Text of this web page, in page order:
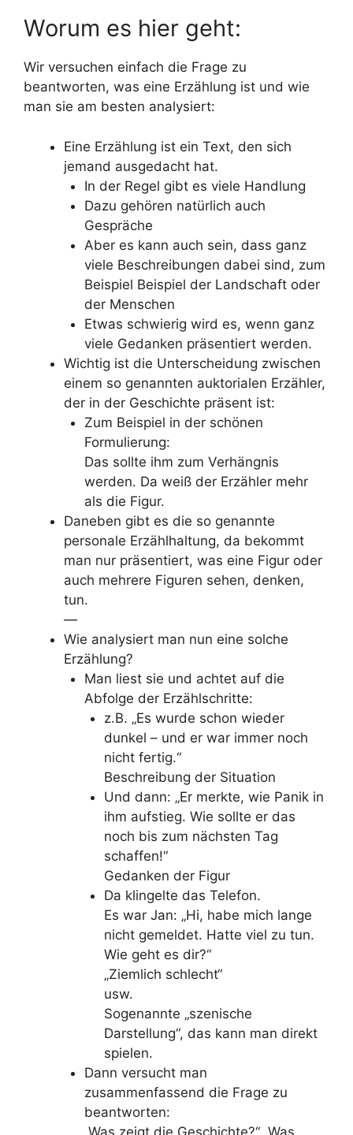
Worum es hier geht:
Wir versuchen einfach die Frage zu
beantworten, was eine Erzählung ist und wie
man sie am besten analysiert:
Eine Erzählung ist ein Text, den sich
jemand ausgedacht hat.
In der Regel gibt es viele Handlung
Dazu gehören natürlich auch
Gespräche
Aber es kann auch sein, dass ganz
viele Beschreibungen dabei sind, zum
Beispiel Beispiel der Landschaft oder
der Menschen
Etwas schwierig wird es, wenn ganz
viele Gedanken präsentiert werden.
Wichtig ist die Unterscheidung zwischen
einem so genannten auktorialen Erzähler,
der in der Geschichte präsent ist:
Zum Beispiel in der schönen
Formulierung:
Das sollte ihm zum Verhängnis
werden. Da weiß der Erzähler mehr
als die Figur.
Daneben gibt es die so genannte
personale Erzählhaltung, da bekommt
man nur präsentiert, was eine Figur oder
auch mehrere Figuren sehen, denken,
tun.
—
Wie analysiert man nun eine solche
Erzählung?
Man liest sie und achtet auf die
Abfolge der Erzählschritte:
z.B. „Es wurde schon wieder
dunkel – und er war immer noch
nicht fertig.“
Beschreibung der Situation
Und dann: „Er merkte, wie Panik in
ihm aufstieg. Wie sollte er das
noch bis zum nächsten Tag
schaffen!“
Gedanken der Figur
Da klingelte das Telefon.
Es war Jan: „Hi, habe mich lange
nicht gemeldet. Hatte viel zu tun.
Wie geht es dir?“
„Ziemlich schlecht“
usw.
Sogenannte „szenische
Darstellung“, das kann man direkt
spielen.
Dann versucht man
zusammenfassend die Frage zu
beantworten:
„Was zeigt die Geschichte?“ „Was